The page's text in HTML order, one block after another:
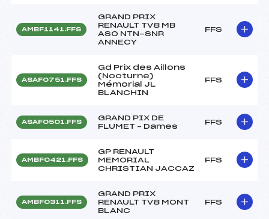
AMBF1141.FFS
GRAND PRIX
RENAULT TV8 MB
ASO NTN-SNR
ANNECY
FFS
ASAF0751.FFS
Gd Prix des Aillons
(Nocturne)
Mémorial JL
BLANCHIN
FFS
ASAF0501.FFS
GRAND PIX DE
FLUMET – Dames
FFS
AMBF0421.FFS
GP RENAULT
MEMORIAL
CHRISTIAN JACCAZ
FFS
AMBF0311.FFS
GRAND PRIX
RENAULT TV8 MONT
BLANC
FFS